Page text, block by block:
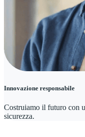
Innovazione responsabile
Costruiamo il futuro con
sicurezza.